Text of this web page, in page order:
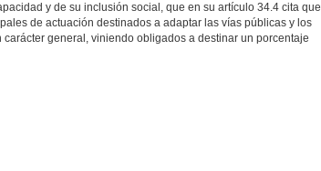
y de su inclusión social, que en su artículo 34.4 cita que
de actuación destinados a adaptar las vías públicas y los
general, viniendo obligados a destinar un porcentaje